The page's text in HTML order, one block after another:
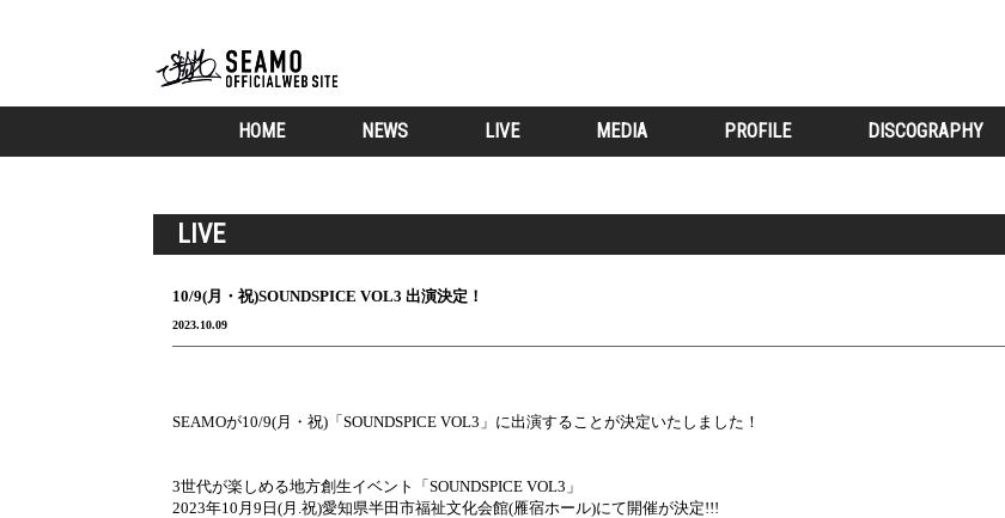
HOME NEWS LIVE MEDIA PROFILE DISCOGRAPHY
LIVE
10/9(月・祝)SOUNDSPICE VOL3 出演決定！
2023.10.09
SEAMOが10/9(月・祝)「SOUNDSPICE VOL3」に出演することが決定いたしました！
3世代が楽しめる地方創生イベント「SOUNDSPICE VOL3」
2023年10月9日(月.祝)愛知県半田市福祉文化会館(雁宿ホール)にて開催が決定!!!